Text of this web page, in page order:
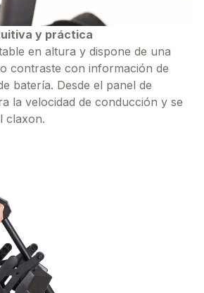
y práctica
en altura y dispone de una
contraste con información de
batería. Desde el panel de
la velocidad de conducción y se
claxon.